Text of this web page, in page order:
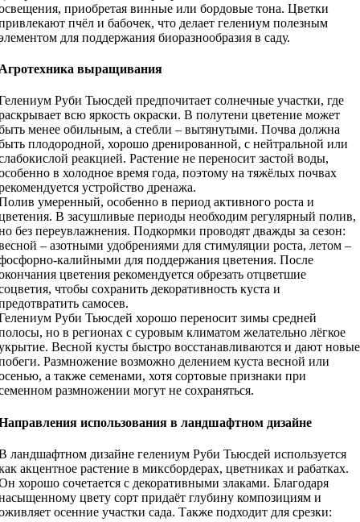
приобретая винные или бордовые тона. Цветки
пчёл и бабочек, что делает гелениум полезным
для поддержания биоразнообразия в саду.
выращивания
Руби Тьюсдей предпочитает солнечные участки, где
всю яркость окраски. В полутени цветение может
менее обильным, а стебли – вытянутыми. Почва должна
плодородной, хорошо дренированной, с нейтральной или
реакцией. Растение не переносит застой воды,
в холодное время года, поэтому на тяжёлых почвах
устройство дренажа.
умеренный, особенно в период активного роста и
В засушливые периоды необходим регулярный полив,
без переувлажнения. Подкормки проводят дважды за сезон:
– азотными удобрениями для стимуляции роста, летом –
калийными для поддержания цветения. После
цветения рекомендуется обрезать отцветшие
чтобы сохранить декоративность куста и
самосев.
Руби Тьюсдей хорошо переносит зимы средней
но в регионах с суровым климатом желательно лёгкое
Весной кусты быстро восстанавливаются и дают новые
Размножение возможно делением куста весной или
а также семенами, хотя сортовые признаки при
размножении могут не сохраняться.
использования в ландшафтном дизайне
ландшафтном дизайне гелениум Руби Тьюсдей используется
акцентное растение в миксбордерах, цветниках и рабатках.
хорошо сочетается с декоративными злаками. Благодаря
цвету сорт придаёт глубину композициям и
осенние участки сада. Также подходит для срезки: